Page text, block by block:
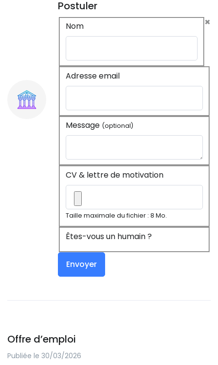
Postuler
×
Nom
Adresse email
Message (optional)
CV & lettre de motivation
Taille maximale du fichier : 8 Mo.
Êtes-vous un humain ?
Offre d’emploi
Publiée le 30/03/2026